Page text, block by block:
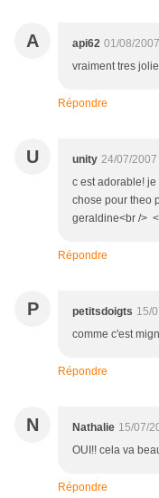
A api62 01/08/
vraiment tres
Répondre
U unity 24/07/2007
c est adorable!
chose pour theo
geraldine<br />
Répondre
P petitsdoigts 15/
comme c'est
Répondre
N Nathalie 15/07/
OUI!! cela va
Répondre